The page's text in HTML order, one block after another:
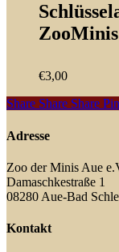
€3,00
Share
Share Share Share Pin
Adresse
Zoo der Minis Aue
Damaschkestraße 1
08280 Aue-Bad
Kontakt